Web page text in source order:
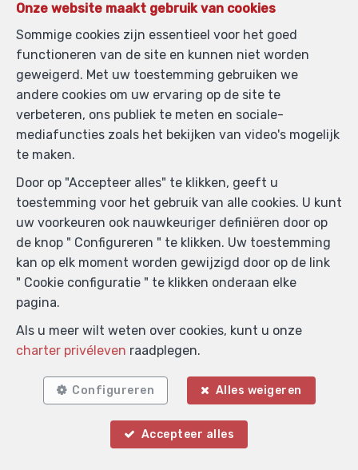
Onze website maakt gebruik van cookies
Sommige cookies zijn essentieel voor het goed
functioneren van de site en kunnen niet worden
geweigerd. Met uw toestemming gebruiken we
andere cookies om uw ervaring op de site te
verbeteren, ons publiek te meten en sociale-
mediafuncties zoals het bekijken van video's mogelijk
te maken.
Door op "Accepteer alles" te klikken, geeft u
toestemming voor het gebruik van alle cookies. U kunt
uw voorkeuren ook nauwkeuriger definiëren door op
de knop " Configureren " te klikken. Uw toestemming
kan op elk moment worden gewijzigd door op de link
" Cookie configuratie " te klikken onderaan elke
pagina.
Als u meer wilt weten over cookies, kunt u onze
charter privéleven raadplegen.
Configureren Alles weigeren
Accepteer alles
+32 489/45.85.01
—
info@formato.be
BIV-erkende vastgoedmakelaar in België, BIV N°
101.884 - Ondernemingsnummer : BTW
BE0865.435.384- Toezichthoudende Autoriteit :
Beroepinstituut van Vastgoedmakelaars
Luxemburgstraat, 16B - 1000 Brussel (+32 2 505 38 50
BA en borgstelling via NV AXA Belgium, Troonplein 1,
1000 Brussel (polisnr. 730.390.160) Dekking geldt voor
activiteiten die in België worden uitgevoerd
Algemene gebruiksvoorwaarden van de website
Charter privéleven
WEBULOUS.IMMO